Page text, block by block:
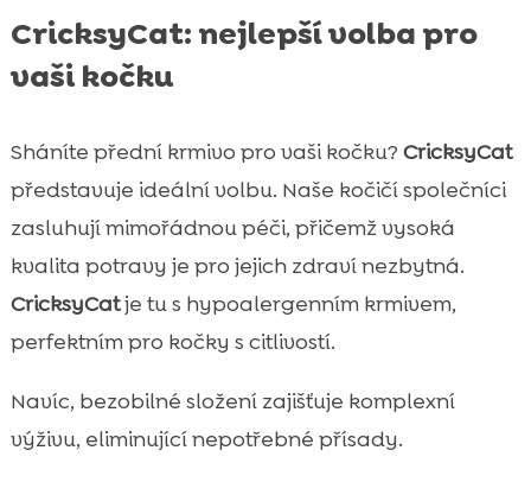
CricksyCat: nejlepší volba pro
vaši kočku
Sháníte přední krmivo pro vaši kočku? CricksyCat
představuje ideální volbu. Naše kočičí společníci
zasluhují mimořádnou péči, přičemž vysoká
kvalita potravy je pro jejich zdraví nezbytná.
CricksyCatje tu s hypoalergenním krmivem,
perfektním pro kočky s citlivostí.
Navíc, bezobilné složení zajišťuje komplexní
výživu, eliminující nepotřebné přísady.